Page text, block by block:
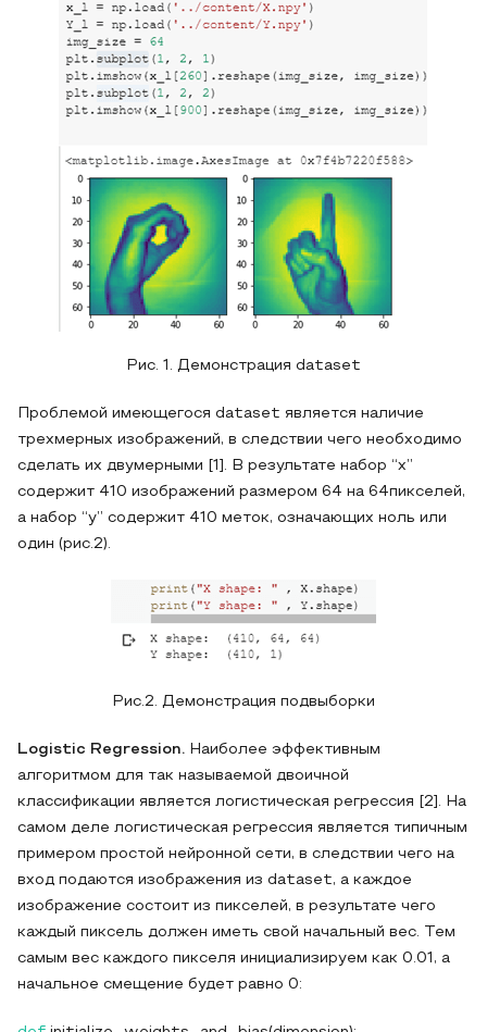
Рис. 1. Демонстрация dataset
Проблемой имеющегося dataset является наличие
трехмерных изображений, в следствии чего необходимо
сделать их двумерными [1]. В результате набор “x”
содержит 410 изображений размером 64 на 64пикселей,
а набор “y” содержит 410 меток, означающих ноль или
один (рис.2).
Рис.2. Демонстрация подвыборки
Logistic Regression. Наиболее эффективным
алгоритмом для так называемой двоичной
классификации является логистическая регрессия [2]. На
самом деле логистическая регрессия является типичным
примером простой нейронной сети, в следствии чего на
вход подаются изображения из dataset, а каждое
изображение состоит из пикселей, в результате чего
каждый пиксель должен иметь свой начальный вес. Тем
самым вес каждого пикселя инициализируем как 0.01, а
начальное смещение будет равно 0: